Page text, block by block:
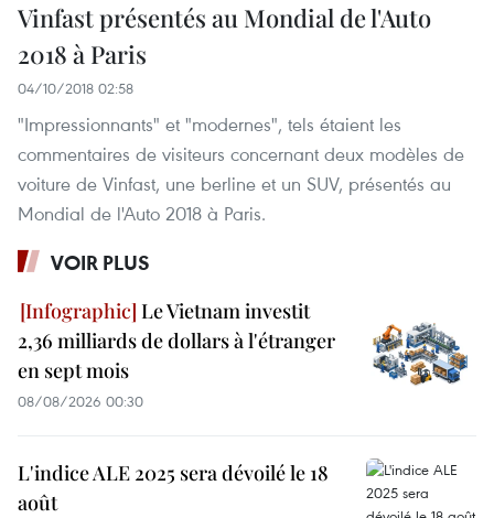
Vinfast présentés au Mondial de l'Auto
2018 à Paris
04/10/2018 02:58
"Impressionnants" et "modernes", tels étaient les
commentaires de visiteurs concernant deux modèles de
voiture de Vinfast, une berline et un SUV, présentés au
Mondial de l'Auto 2018 à Paris.
VOIR PLUS
Le Vietnam investit
2,36 milliards de dollars à l'étranger
en sept mois
08/08/2026 00:30
L'indice ALE 2025 sera dévoilé le 18
août